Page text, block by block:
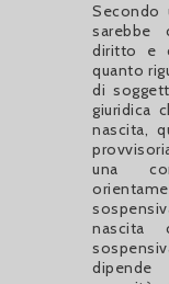
Secondo
sarebbe
diritto e
quanto
di
giuridica
nascita,
una
nascita